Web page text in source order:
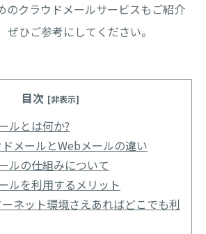
のクラウドメールサービスもご紹介
ぜひご参考にしてください。
目次 [非表示]
ルとは何か?
メールとWebメールの違い
ルの仕組みについて
ルを利用するメリット
ネット環境さえあればどこでも利